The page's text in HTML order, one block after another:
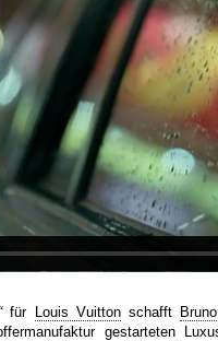
für Louis Vuittonschafft
gestarteten